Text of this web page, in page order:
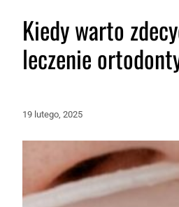
Kiedy warto
leczenie
19 lutego, 2025